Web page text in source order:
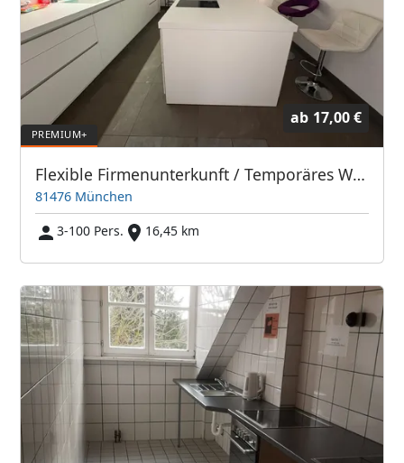
ab 17,00 €
Flexible Firmenunterkunft / Temporäres Wohnen in München-Forstenried
81476 München
3-100 Pers.
16,45 km